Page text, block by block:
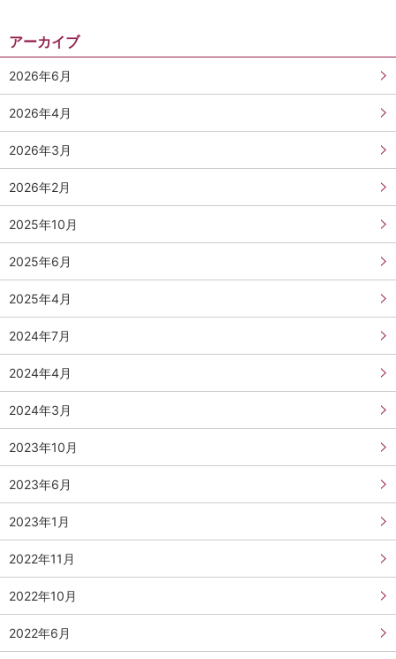
アーカイブ
2026年6月
2026年4月
2026年3月
2026年2月
2025年10月
2025年6月
2025年4月
2024年7月
2024年4月
2024年3月
2023年10月
2023年6月
2023年1月
2022年11月
2022年10月
2022年6月